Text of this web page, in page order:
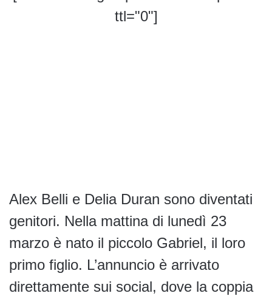
ttl="0"]
Alex Belli e Delia Duran sono diventati
genitori. Nella mattina di lunedì 23
marzo è nato il piccolo Gabriel, il loro
primo figlio. L’annuncio è arrivato
direttamente sui social, dove la coppia